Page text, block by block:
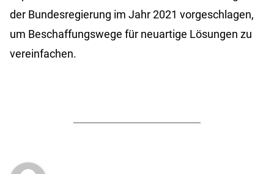
der Bundesregierung im Jahr 2021 vorgeschlagen,
um Beschaffungswege für neuartige Lösungen zu
vereinfachen.